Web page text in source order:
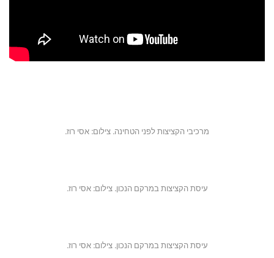
מרכיבי הקציצות לפני הטחינה. צילום: אסי רוז.
עיסת הקציצות במרקם הנכון. צילום: אסי רוז.
עיסת הקציצות במרקם הנכון. צילום: אסי רוז.